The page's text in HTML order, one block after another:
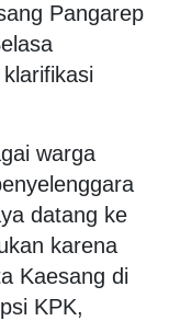
Pangarep
warga
datang ke
karena
Kaesang di
KPK,